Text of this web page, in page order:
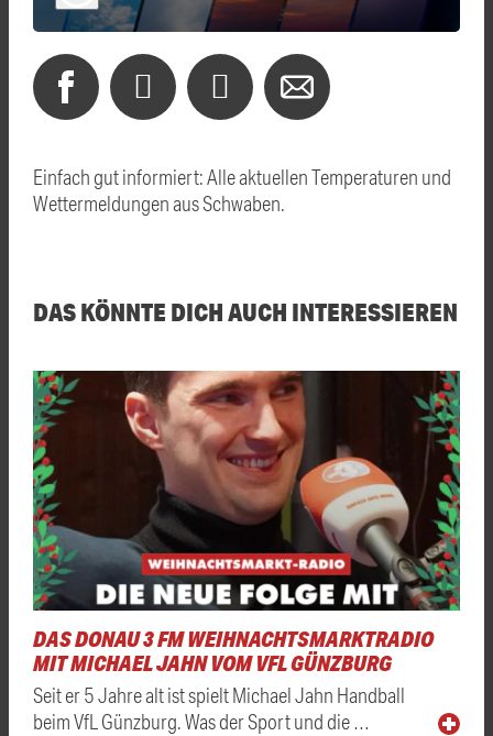
Einfach gut informiert: Alle aktuellen Temperaturen und
Wettermeldungen aus Schwaben.
DAS KÖNNTE DICH AUCH INTERESSIEREN
DAS DONAU 3 FM WEIHNACHTSMARKTRADIO
MIT MICHAEL JAHN VOM VFL GÜNZBURG
Seit er 5 Jahre alt ist spielt Michael Jahn Handball
beim VfL Günzburg. Was der Sport und die …